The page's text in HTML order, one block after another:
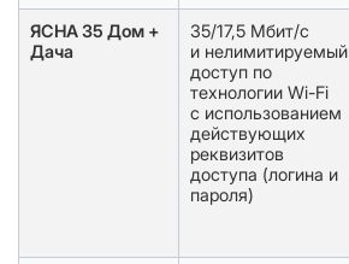
ЯСНА 35 Дом +
Дача
35/17,5 Мбит/с
и нелимитируемый
доступ по
технологии Wi-Fi
с использованием
действующих
реквизитов
доступа (логина и
пароля)